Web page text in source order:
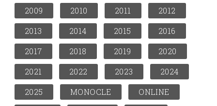
2009 2010 2011
2012
2013
2014 2015
2016
2017
2018 2019
2020
2021
2022 2023
2024
2025
MONOCLE
ONLINE